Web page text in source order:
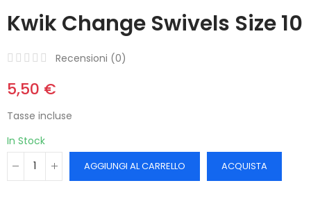
Kwik Change Swivels Size 10
Recensioni (0)
5,50 €
Tasse incluse
In Stock
AGGIUNGI AL CARRELLO ACQUISTA